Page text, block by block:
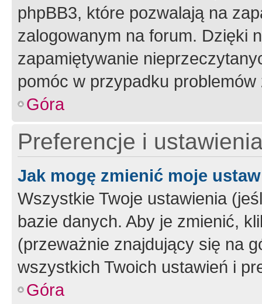
phpBB3, które pozwalają na
zalogowanym na forum. Dzięki
zapamiętywanie
pomóc w przypadku
Góra
Preferencje i
Jak mogę zmienić moje
Wszystkie Twoje ustawienia
bazie danych. Aby je zmienić,
(przeważnie znajdujący się na
wszystkich Twoich ustawień i
Góra